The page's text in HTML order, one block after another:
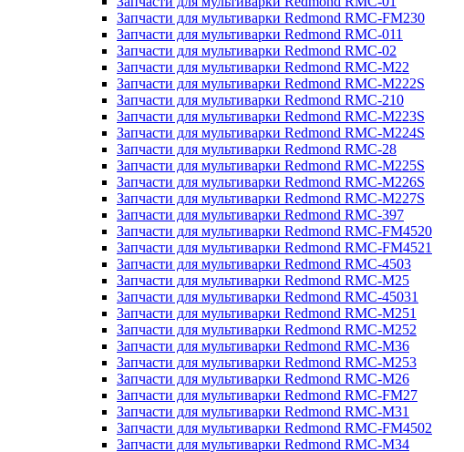
Запчасти для мультиварки Redmond RMC-FM230
Запчасти для мультиварки Redmond RMC-011
Запчасти для мультиварки Redmond RMC-02
Запчасти для мультиварки Redmond RMC-M22
Запчасти для мультиварки Redmond RMC-M222S
Запчасти для мультиварки Redmond RMC-210
Запчасти для мультиварки Redmond RMC-M223S
Запчасти для мультиварки Redmond RMC-M224S
Запчасти для мультиварки Redmond RMC-28
Запчасти для мультиварки Redmond RMC-M225S
Запчасти для мультиварки Redmond RMC-M226S
Запчасти для мультиварки Redmond RMC-M227S
Запчасти для мультиварки Redmond RMC-397
Запчасти для мультиварки Redmond RMC-FM4520
Запчасти для мультиварки Redmond RMC-FM4521
Запчасти для мультиварки Redmond RMC-4503
Запчасти для мультиварки Redmond RMC-M25
Запчасти для мультиварки Redmond RMC-45031
Запчасти для мультиварки Redmond RMC-M251
Запчасти для мультиварки Redmond RMC-M252
Запчасти для мультиварки Redmond RMC-M36
Запчасти для мультиварки Redmond RMC-M253
Запчасти для мультиварки Redmond RMC-M26
Запчасти для мультиварки Redmond RMC-FM27
Запчасти для мультиварки Redmond RMC-M31
Запчасти для мультиварки Redmond RMC-FM4502
Запчасти для мультиварки Redmond RMC-M34